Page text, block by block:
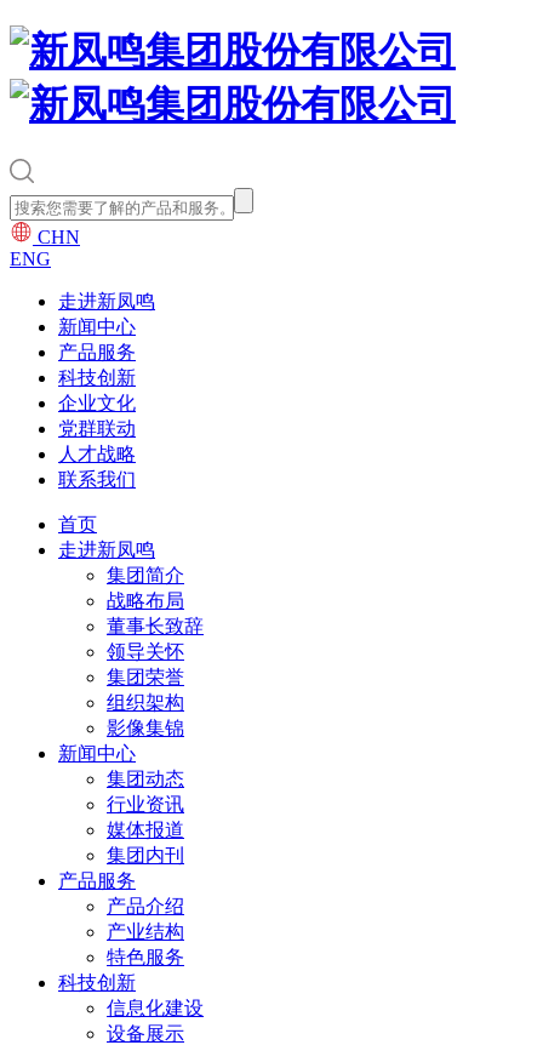
CHN
ENG
走进新凤鸣
新闻中心
产品服务
科技创新
企业文化
党群联动
人才战略
联系我们
首页
走进新凤鸣
集团简介
战略布局
董事长致辞
领导关怀
集团荣誉
组织架构
影像集锦
新闻中心
集团动态
行业资讯
媒体报道
集团内刊
产品服务
产品介绍
产业结构
特色服务
科技创新
信息化建设
设备展示